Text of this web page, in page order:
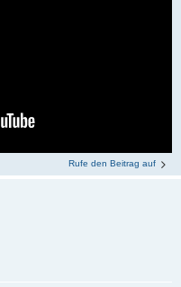
Rufe den Beitrag auf